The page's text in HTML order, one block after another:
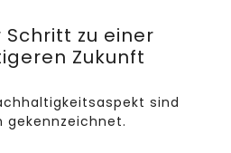
zu einer
Zukunft
sind
gekennzeichnet.